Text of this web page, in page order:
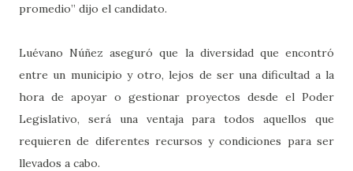
promedio” dijo el candidato.
Luévano Núñez aseguró que la diversidad que encontró
entre un municipio y otro, lejos de ser una dificultad a la
hora de apoyar o gestionar proyectos desde el Poder
Legislativo, será una ventaja para todos aquellos que
requieren de diferentes recursos y condiciones para ser
llevados a cabo.